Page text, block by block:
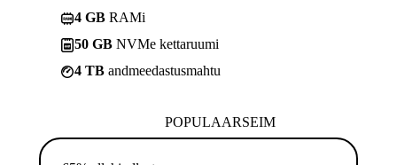
4 GB RAMi
50 GB NVMe kettaruumi
4 TB andmeedastusmahtu
POPULAARSEIM